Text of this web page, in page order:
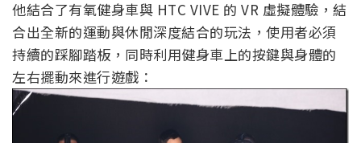
他結合了有氧健身車與 HTC VIVE 的 VR 虛擬體驗，結
合出全新的運動與休閒深度結合的玩法，使用者必須
持續的踩腳踏板，同時利用健身車上的按鍵與身體的
左右擺動來進行遊戲：